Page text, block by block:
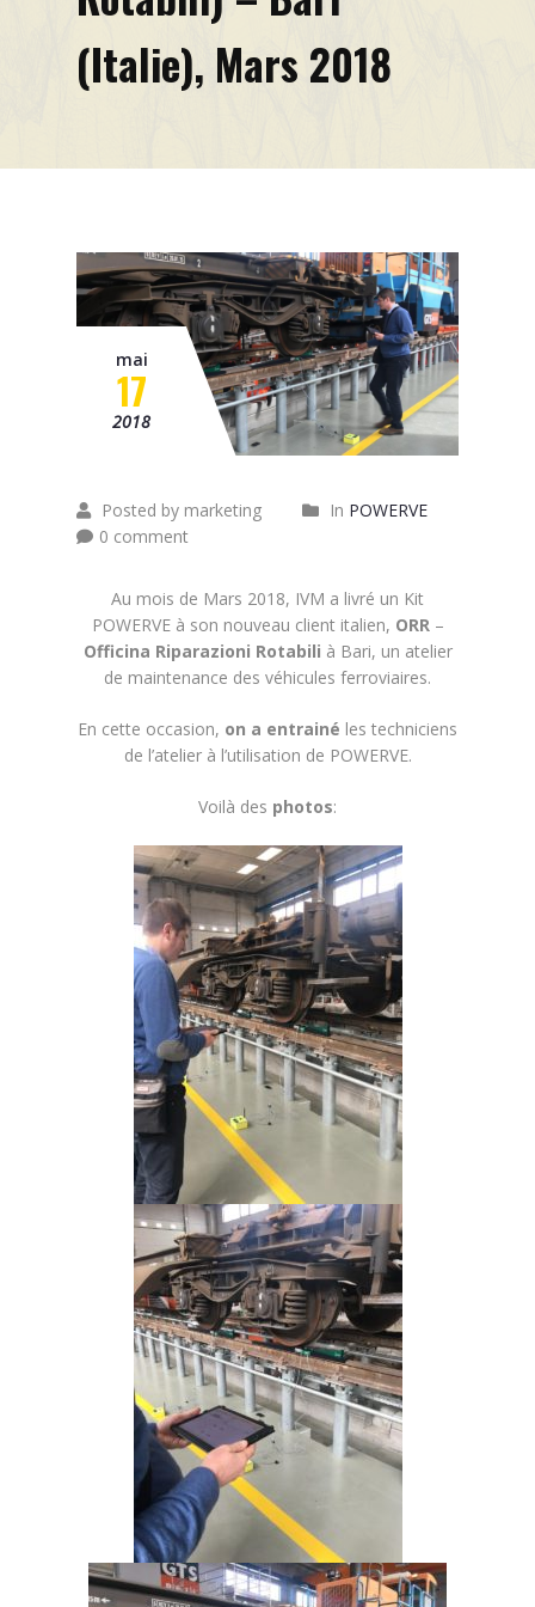
Mission
Contact
Événements
(Italie), Mars 2018
mai
17
2018
Posted by marketing In POWERVE
0 comment
Au mois de Mars 2018, IVM a livré un Kit
POWERVE à son nouveau client italien, ORR –
Officina Riparazioni Rotabili à Bari, un atelier
de maintenance des véhicules ferroviaires.
En cette occasion, on a entrainé les techniciens
de l’atelier à l’utilisation de POWERVE.
Voilà des photos: